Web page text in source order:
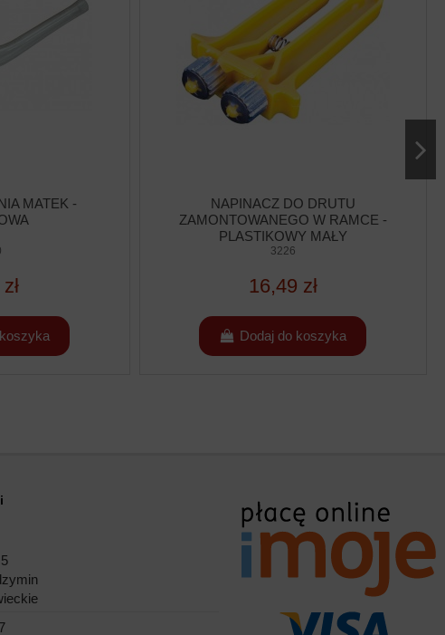
MATEK -
NAPINACZ DO DRUTU
ZAMONTOWANEGO W RAMCE -
PLASTIKOWY MAŁY
3226
16,49 zł
Dodaj do koszyka